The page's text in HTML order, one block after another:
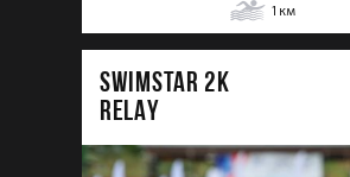
1 км
SWIMSTAR 2K
RELAY